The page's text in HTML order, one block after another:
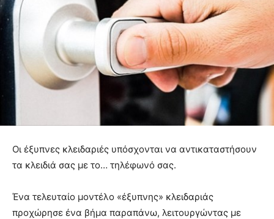
Οι έξυπνες κλειδαριές υπόσχονται να αντικαταστήσουν
τα κλειδιά σας με το… τηλέφωνό σας.
Ένα τελευταίο μοντέλο «έξυπνης» κλειδαριάς
προχώρησε ένα βήμα παραπάνω, λειτουργώντας με